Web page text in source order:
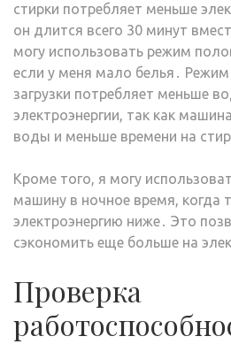
стирки потребляет меньше
он длится всего 30 минут
могу использовать режим
если у меня мало белья․
загрузки потребляет меньше
электроэнергии, так как
воды и меньше времени на
Кроме того, я могу
машину в ночное время, когда
электроэнергию ниже․ Это
сэкономить еще больше на
Проверка